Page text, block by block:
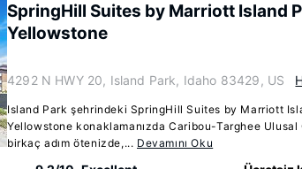
SpringHill Suites by Marriott Island
Yellowstone
4292 N HWY 20, Island Park, Idaho 83429, US
Island Park şehrindeki SpringHill Suites by Marriott
Yellowstone konaklamanızda Caribou-Targhee Ulusal
birkaç adım ötenizde,... Devamını Oku